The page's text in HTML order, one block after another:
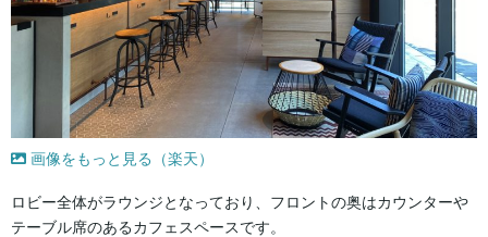
画像をもっと見る（楽天）
ロビー全体がラウンジとなっており、フロントの奥はカウンターや
テーブル席のあるカフェスペースです。